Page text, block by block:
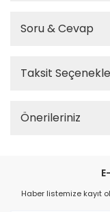
Soru & Cevap
Taksit
Önerileriniz
Haber listemize kayıt